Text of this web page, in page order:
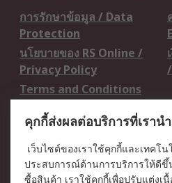
การรักษาข้อมูล / Data
Protection
นโยบายของ RS Online /
Privacy Policy
Terms and Conditions
เกี่ยวกับ RS / About RS
RS ทั่วโลก / RS
คุกกี้ส่งผลต่อบริการที่เรา
เว็บไซต์ของเราใช้คุกกี้และเทคโ
ประสบการณ์ด้านการบริการให้ดีขึ้
ซื้อสินค้า เราใช้คุกกี้เพื่อปรับแต่ง